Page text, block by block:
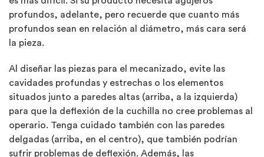
profundos, adelante, pero recuerde que cuanto más
profundos sean en relación al diámetro, más cara será
la pieza.
Al diseñar las piezas para el mecanizado, evite las
cavidades profundas y estrechas o los elementos
situados junto a paredes altas (arriba, a la izquierda)
para que la deflexión de la cuchilla no cree problemas al
operario. Tenga cuidado también con las paredes
delgadas (arriba, en el centro), que también podrían
sufrir problemas de deflexión. Además, las